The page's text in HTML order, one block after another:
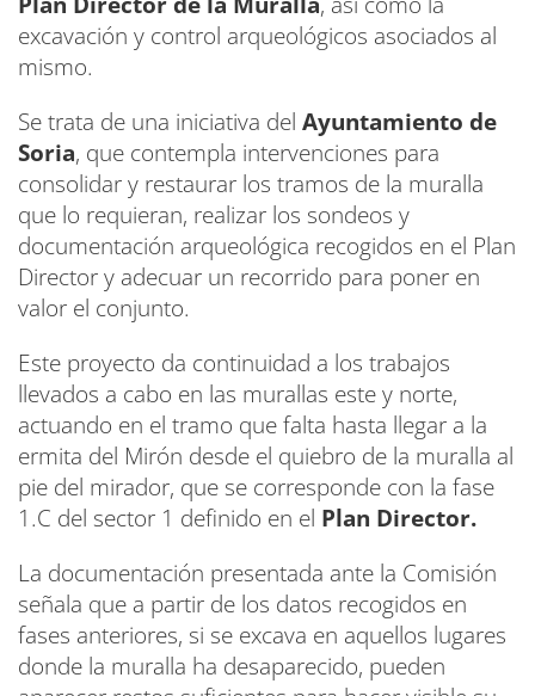
excavación y control arqueológicos asociados al
mismo.
Se trata de una iniciativa del Ayuntamiento de
Soria, que contempla intervenciones para
consolidar y restaurar los tramos de la muralla
que lo requieran, realizar los sondeos y
documentación arqueológica recogidos en el Plan
Director y adecuar un recorrido para poner en
valor el conjunto.
Este proyecto da continuidad a los trabajos
llevados a cabo en las murallas este y norte,
actuando en el tramo que falta hasta llegar a la
ermita del Mirón desde el quiebro de la muralla al
pie del mirador, que se corresponde con la fase
1.C del sector 1 definido en el Plan Director.
La documentación presentada ante la Comisión
señala que a partir de los datos recogidos en
fases anteriores, si se excava en aquellos lugares
donde la muralla ha desaparecido, pueden